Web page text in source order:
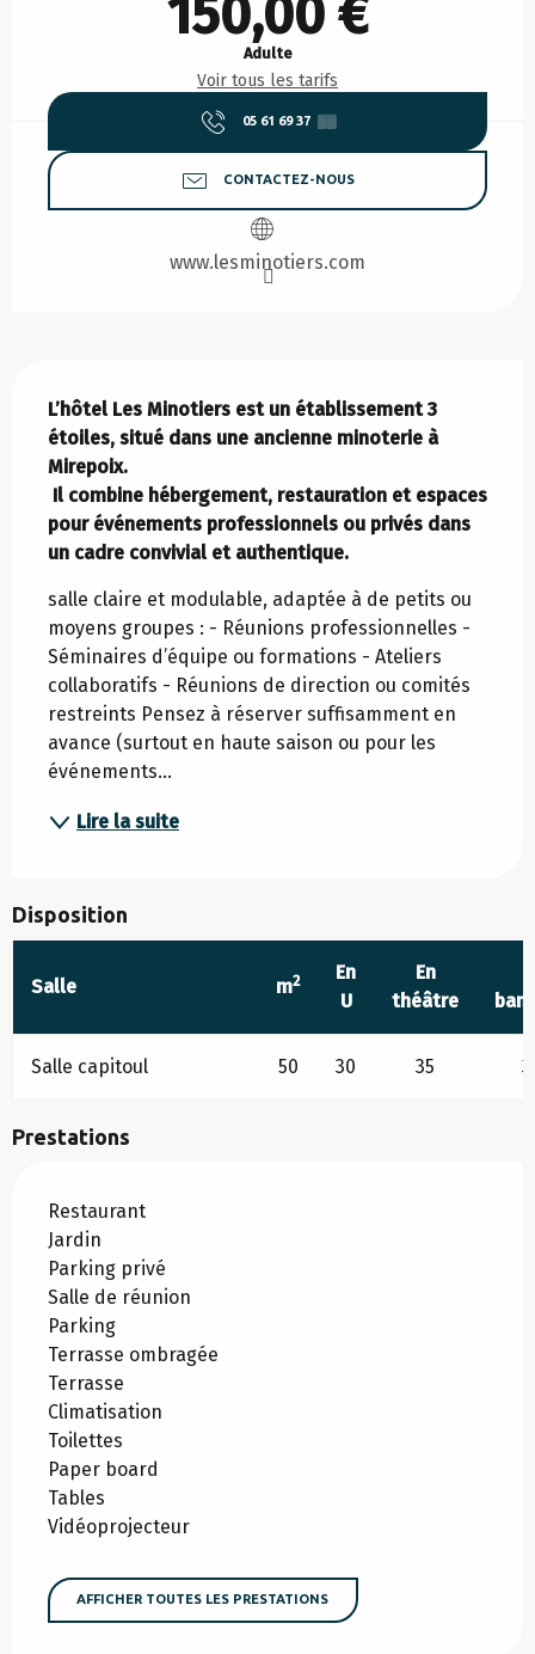
150,00 €
Adulte
Voir tous les tarifs
05 61 69 37 ▒▒
CONTACTEZ-NOUS
www.lesminotiers.com
L’hôtel Les Minotiers est un établissement 3
étoiles, situé dans une ancienne minoterie à
Mirepoix.
pour événements professionnels ou privés dans
un cadre convivial et authentique.
salle claire et modulable, adaptée à de petits ou
moyens groupes : - Réunions professionnelles -
Séminaires d’équipe ou formations - Ateliers
collaboratifs - Réunions de direction ou comités
restreints Pensez à réserver suffisamment en
avance (surtout en haute saison ou pour les
événements...
Lire la suite
Disposition
Salle m2
En
U
En
théâtre
Salle capitoul 50 30 35
Prestations
Restaurant
Jardin
Parking privé
Salle de réunion
Parking
Terrasse ombragée
Terrasse
Climatisation
Toilettes
Paper board
Tables
Vidéoprojecteur
AFFICHER TOUTES LES PRESTATIONS